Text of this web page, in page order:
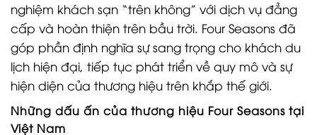
nghiệm khách sạn “trên không” với dịch vụ đẳng
cấp và hoàn thiện trên bầu trời. Four Seasons đã
góp phần định nghĩa sự sang trọng cho khách du
lịch hiện đại, tiếp tục phát triển về quy mô và sự
hiện diện của thương hiệu trên khắp thế giới.
Những dấu ấn của thương hiệu Four Seasons tại
Việt Nam